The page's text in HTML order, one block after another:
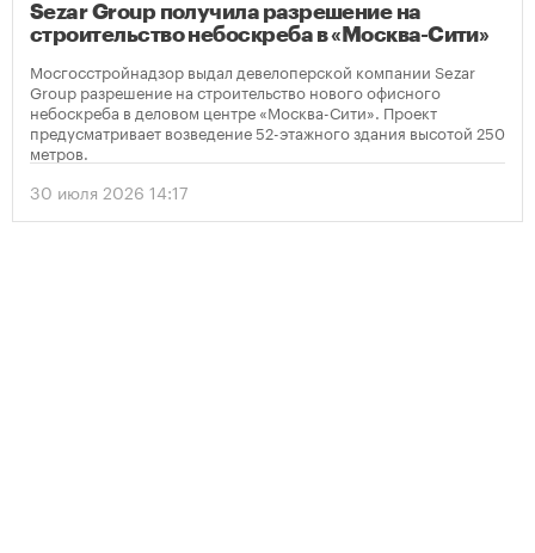
Sezar Group получила разрешение на
строительство небоскреба в «Москва-Сити»
Мосгосстройнадзор выдал девелоперской компании Sezar
Group разрешение на строительство нового офисного
небоскреба в деловом центре «Москва-Сити». Проект
предусматривает возведение 52-этажного здания высотой 250
метров.
30 июля 2026 14:17